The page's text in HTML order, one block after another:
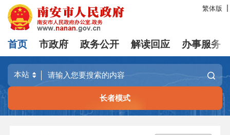
繁体版
首页 市政府 政务公开 解读回应 办事服务
长者模式